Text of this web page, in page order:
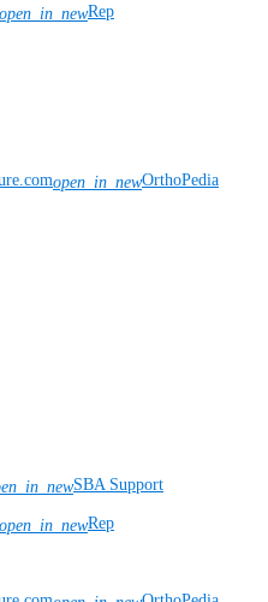
open_in_newRep
open_in_newOrthoPedia
SBA Support
open_in_newRep